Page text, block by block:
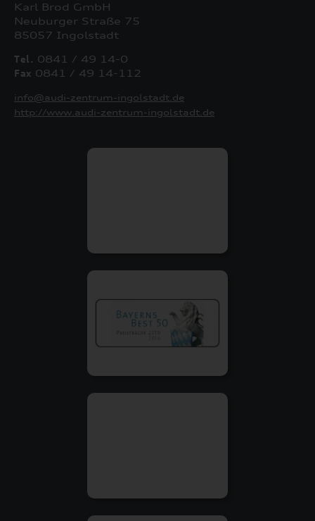
Karl Brod GmbH
Neuburger Straße 75
85057 Ingolstadt
Tel. 0841 / 49 14-0
Fax 0841 / 49 14-112
info@audi-zentrum-ingolstadt.de
http://www.audi-zentrum-ingolstadt.de